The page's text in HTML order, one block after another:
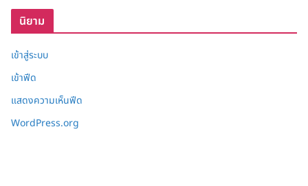
นิยาม
เข้าสู่ระบบ
เข้าฟีด
แสดงความเห็นฟีด
WordPress.org